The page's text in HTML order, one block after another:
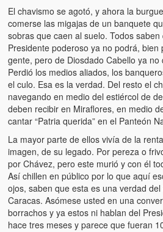
El chavismo se agotó, y ahora la
comerse las migajas de un banquete
sobras que caen al suelo. Todos
Presidente poderoso ya no podrá,
gente, pero de Diosdado Cabello ya
Perdió los medios aliados, los
el culo. Esa es la verdad. Del resto el
navegando en medio del estiércol de
deben recibir en Miraflores, en medio
cantar “Patria querida” en el Panteón
La mayor parte de ellos vivía de la
imagen, de su legado. Por pereza o
por Chávez, pero este murió y con él
Así chillen en público por lo que aquí
ojos, saben que esta es una verdad
Caracas. Asómese usted en una
borrachos y ya estos ni hablan del
hace tres meses y parece que fueran